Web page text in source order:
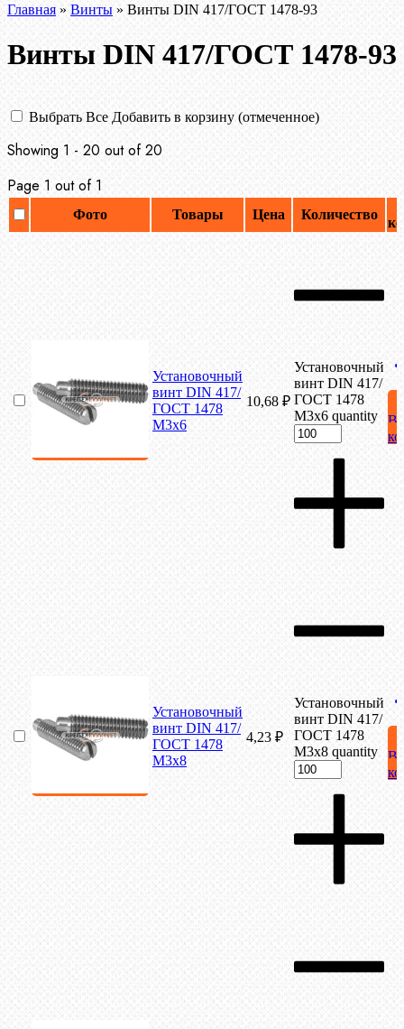
Главная » Винты » Винты DIN 417/ГОСТ 1478-93
Винты DIN 417/ГОСТ 1478-93
Выбрать Все Добавить в корзину (отмеченное)
Showing 1 - 20 out of 20
Page 1 out of 1
Фото Товары Цена Количество
Установочный
винт DIN 417/
ГОСТ 1478
М3х6
10,68 ₽
Установочный
винт DIN 417/
ГОСТ 1478
М3х6 quantity
В
Установочный
винт DIN 417/
ГОСТ 1478
М3х8
4,23 ₽
Установочный
винт DIN 417/
ГОСТ 1478
М3х8 quantity
В